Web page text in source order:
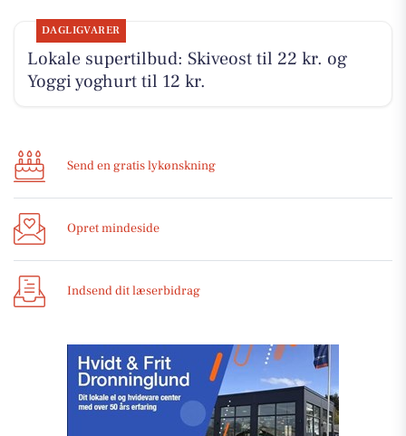
DAGLIGVARER
Lokale supertilbud: Skiveost til 22 kr. og
Yoggi yoghurt til 12 kr.
Send en gratis lykønskning
Opret mindeside
Indsend dit læserbidrag